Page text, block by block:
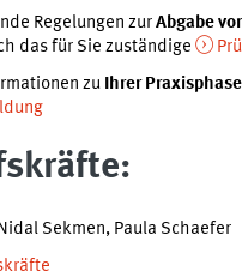
Regelungen zurAbgabe
das für Sie zuständige
zu
Ihrer
Sekmen, Paula Schaefer